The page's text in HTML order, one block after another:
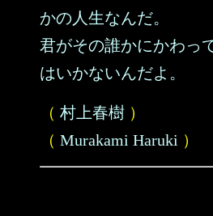
かの人生なんだ。
君がその誰かにかわっ
はいかないんだよ。
（ 村上春樹 ）
（ Murakami Haruki ）